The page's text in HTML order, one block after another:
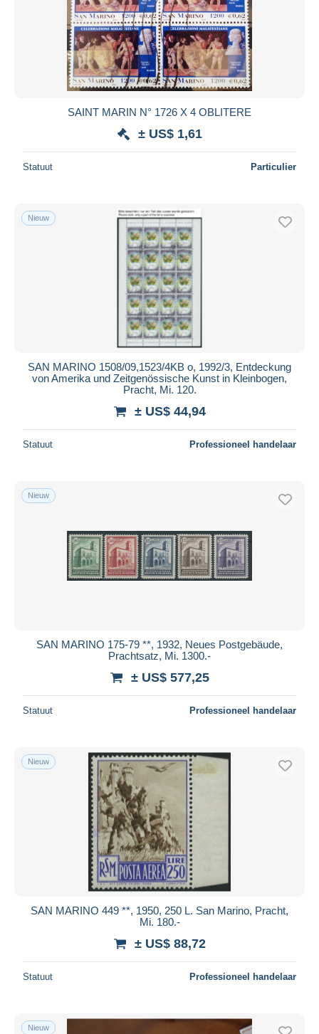
SAINT MARIN N° 1726 X 4 OBLITERE
± US$ 1,61
Statuut Particulier
Nieuw
SAN MARINO 1508/09,1523/4KB o, 1992/3, Entdeckung
von Amerika und Zeitgenössische Kunst in Kleinbogen,
Pracht, Mi. 120.
± US$ 44,94
Statuut Professioneel handelaar
Nieuw
SAN MARINO 175-79 **, 1932, Neues Postgebäude,
Prachtsatz, Mi. 1300.-
± US$ 577,25
Statuut Professioneel handelaar
Nieuw
SAN MARINO 449 **, 1950, 250 L. San Marino, Pracht,
Mi. 180.-
± US$ 88,72
Statuut Professioneel handelaar
Nieuw